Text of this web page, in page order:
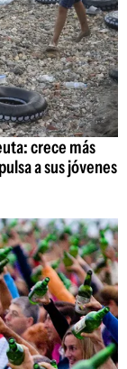
crece más
a sus jóvenes